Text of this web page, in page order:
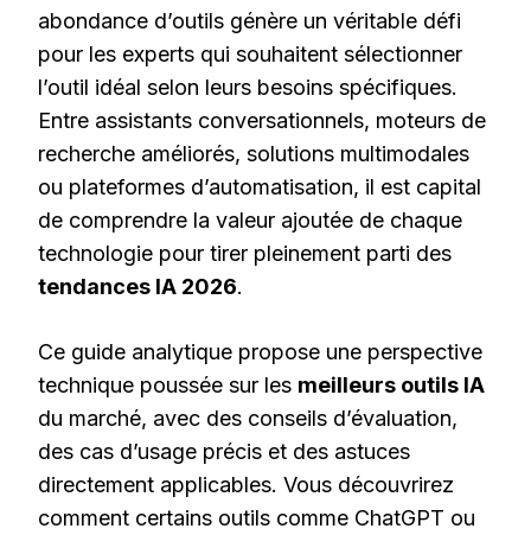
abondance d’outils génère un véritable défi
pour les experts qui souhaitent sélectionner
l’outil idéal selon leurs besoins spécifiques.
Entre assistants conversationnels, moteurs de
recherche améliorés, solutions multimodales
ou plateformes d’automatisation, il est capital
de comprendre la valeur ajoutée de chaque
technologie pour tirer pleinement parti des
tendances IA 2026.
Ce guide analytique propose une perspective
technique poussée sur les meilleurs outils IA
du marché, avec des conseils d’évaluation,
des cas d’usage précis et des astuces
directement applicables. Vous découvrirez
comment certains outils comme ChatGPT ou